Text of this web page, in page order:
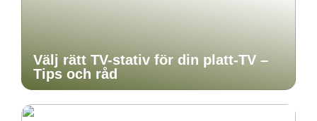
Välj rätt TV-stativ för din platt-TV –
Tips och råd